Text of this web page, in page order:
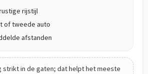
rijstijl
of tweede auto
afstanden
strikt in de gaten; dat helpt het meeste